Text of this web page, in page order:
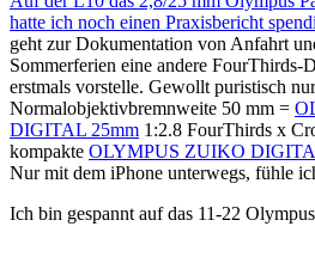
hatte ich noch einen Praxisbericht
geht zur Dokumentation von Anfahrt
Sommerferien eine andere
erstmals vorstelle. Gewollt puristisch
Normalobjektivbremnweite 50 mm =
DIGITAL 25mm 1:2.8 FourThirds x
kompakte OLYMPUS ZUIKO
Nur mit dem iPhone unterwegs, fühle
Ich bin gespannt auf das 11-22